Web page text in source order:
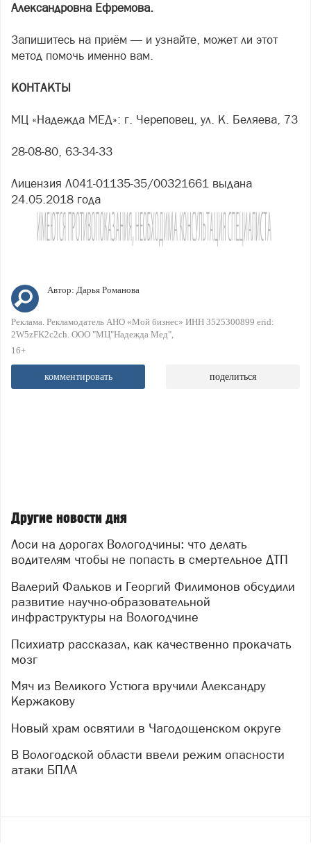
Александровна Ефремова.
Запишитесь на приём — и узнайте, может ли этот
метод помочь именно вам.
КОНТАКТЫ
МЦ «Надежда МЕД»: г. Череповец, ул. К. Беляева, 73
28-08-80, 63-34-33
Лицензия Л041-01135-35/00321661 выдана
24.05.2018 года
Автор: Дарья Романова
Реклама. Рекламодатель АНО «Мой бизнес» ИНН 3525300899 erid:
2W5zFK2c2ch. ООО "МЦ"Надежда Мед"
16+
комментировать поделиться
Другие новости дня
Лоси на дорогах Вологодчины: что делать
водителям чтобы не попасть в смертельное ДТП
Валерий Фальков и Георгий Филимонов обсудили
развитие научно-образовательной
инфраструктуры на Вологодчине
Психиатр рассказал, как качественно прокачать
мозг
Мяч из Великого Устюга вручили Александру
Кержакову
Новый храм освятили в Чагодощенском округе
В Вологодской области ввели режим опасности
атаки БПЛА